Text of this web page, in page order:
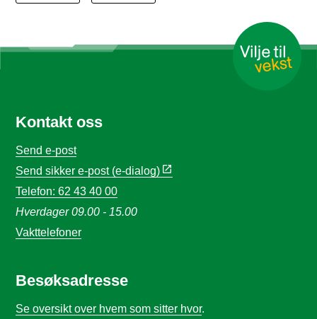
Kontakt oss
Send e-post
Send sikker e-post (e-dialog)
Telefon: 62 43 40 00
Hverdager 09.00 - 15.00
Vakttelefoner
Besøksadresse
Se oversikt over hvem som sitter hvor.